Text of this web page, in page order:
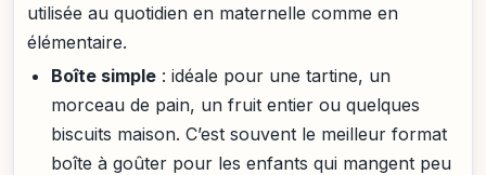
utilisée au quotidien en maternelle comme en
élémentaire.
Boîte simple : idéale pour une tartine, un
morceau de pain, un fruit entier ou quelques
biscuits maison. C’est souvent le meilleur format
boîte à goûter pour les enfants qui mangent peu